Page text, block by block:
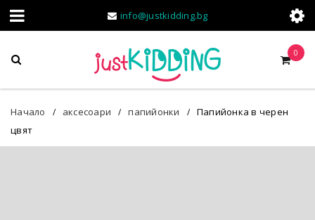
info@justkidding.bg
0
Начало / аксесоари / папийонки /
Папийонка в черен
цвят